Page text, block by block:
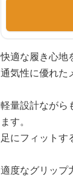
快適な履き心地
通気性に優れた
軽量設計ながら
ます。
足にフィットす
適度なグリップ